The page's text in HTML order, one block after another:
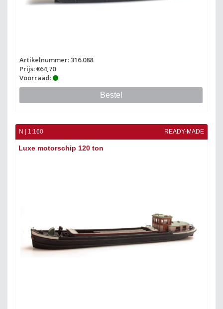
Artikelnummer: 316.088
Prijs: €64,70
Voorraad:
Bestel
N | 1:160 READY-MADE
Luxe motorschip 120 ton